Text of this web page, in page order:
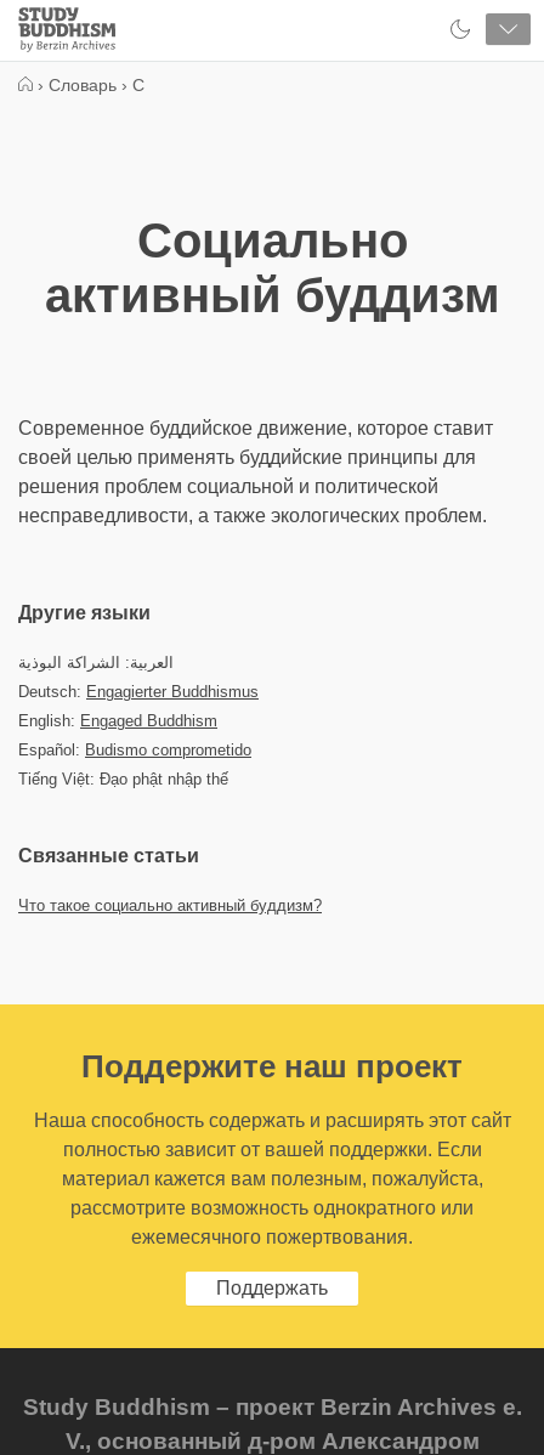
Close
Study
Buddhism
› Словарь › С
Социально
активный буддизм
Современное буддийское движение, которое ставит
своей целью применять буддийские принципы для
решения проблем социальной и политической
несправедливости, а также экологических проблем.
Другие языки
العربية: الشراكة البوذية
Deutsch: Engagierter Buddhismus
English: Engaged Buddhism
Español: Budismo comprometido
Tiếng Việt: Đạo phật nhập thế
Связанные статьи
Что такое социально активный буддизм?
Поддержите наш проект
Наша способность содержать и расширять этот сайт
полностью зависит от вашей поддержки. Если
материал кажется вам полезным, пожалуйста,
рассмотрите возможность однократного или
ежемесячного пожертвования.
Поддержать
Study Buddhism – проект Berzin Archives e.
V., основанный д-ром Александром